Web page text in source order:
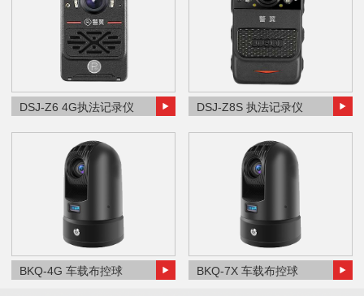
DSJ-Z6 4G执法记录仪 DSJ-Z8S 执法记录仪
BKQ-4G 车载布控球 BKQ-7X 车载布控球